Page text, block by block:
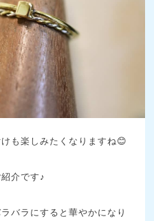
も楽しみたくなりますね😊
介です♪
バラにすると華やかになり